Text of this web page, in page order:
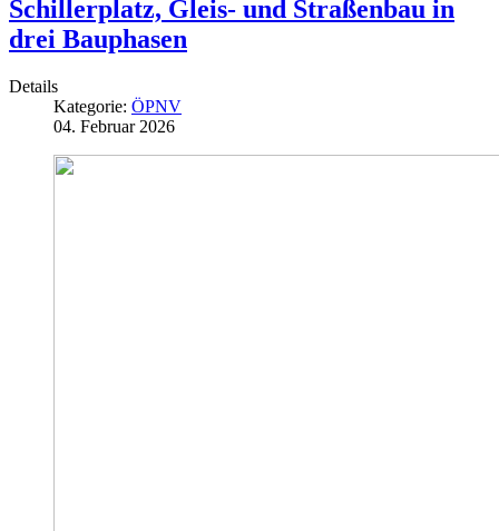
Schillerplatz, Gleis- und Straßenbau in
drei Bauphasen
Details
Kategorie: ÖPNV
04. Februar 2026